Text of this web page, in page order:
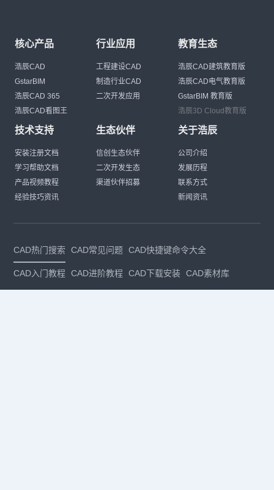
核心产品
浩辰CAD
GstarBIM
浩辰CAD 365
浩辰CAD看图王
行业应用
工程建设CAD
制造行业CAD
二次开发应用
教育生态
浩辰CAD建筑教育版
浩辰CAD电气教育版
GstarBIM 教育版
浩辰3D Cloud教育版
技术支持
安装注册文档
学习帮助文档
产品视频教程
经验技巧资讯
生态伙伴
信创生态伙伴
二次开发生态
渠道伙伴招募
关于浩辰
公司介绍
发展历程
联系方式
新闻资讯
CAD热门搜索 CAD常见问题 CAD快捷键命令大全
CAD入门教程 CAD进阶教程 CAD下载安装 CAD素材库